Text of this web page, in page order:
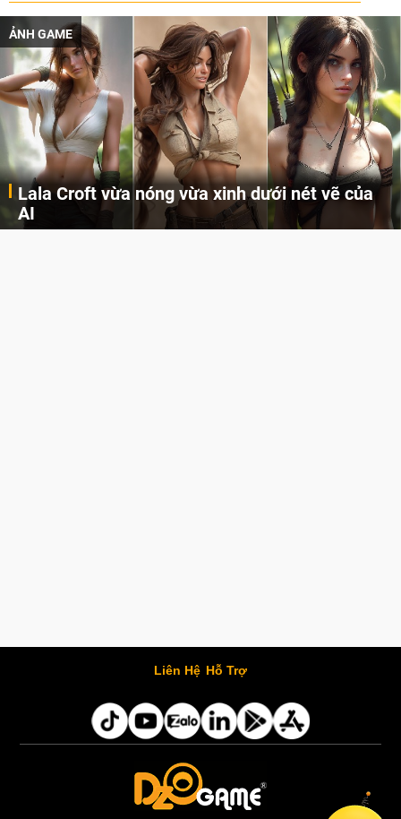
ẢNH GAME
Lala Croft vừa nóng vừa xinh dưới nét vẽ của
AI
Liên Hệ Hỗ Trợ